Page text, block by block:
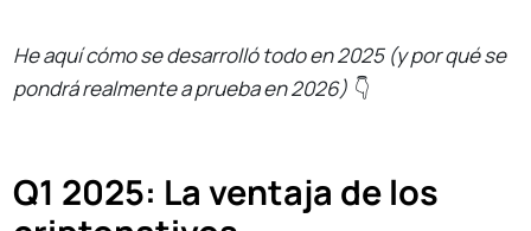
He aquí cómo se desarrolló todo en 2025 (y por qué se
pondrá realmente a prueba en 2026) 👇
Q1 2025: La ventaja de los